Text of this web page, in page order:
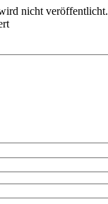
nicht veröffentlicht.